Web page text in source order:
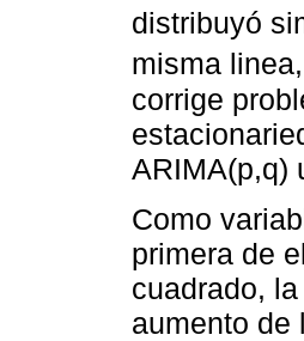
distribuyó
misma linea,
corrige
ARIMA(p,q)
Como
primera de
cuadrado,
aumento de